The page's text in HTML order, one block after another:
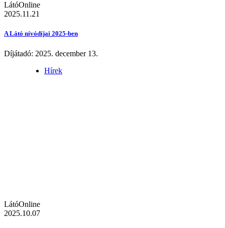
LátóOnline
2025.11.21
A Látó nívódíjai 2025-ben
Díjátadó: 2025. december 13.
Hírek
LátóOnline
2025.10.07